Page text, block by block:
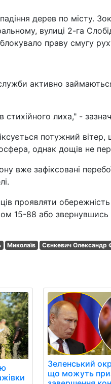
дерев по місту.
вулиці 2-га
праву смугу
активно
стихійного лиха," -
потужний вітер,
однак дощів не
вже зафіксовані
проявляти обережність
15-88 або звернувшись
Миколаїв
Сєнкевич Олександр
Зеленський
що можуть